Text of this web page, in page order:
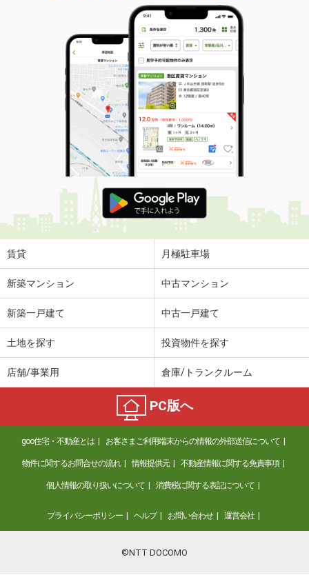
賃貸 月極駐車場
新築マンション 中古マンション
新築一戸建て 中古一戸建て
土地を探す 投資物件を探す
店舗/事業用 倉庫/トランクルーム
PC版へ
goo住宅・不動産とは お客さまご利用端末からの情報の外部送信について
物件に関するお問合せの流れ 情報提供元 不動産情報に関する免責事項
個人情報の取り扱いについて 消費税に関する表記について
プライバシーポリシー ヘルプ お問い合わせ 運営会社
©NTT DOCOMO